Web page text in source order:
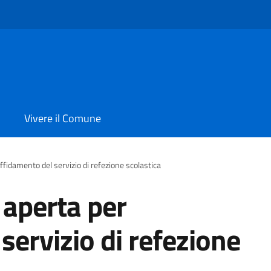
Vivere il Comune
del servizio di refezione scolastica
per
di refezione